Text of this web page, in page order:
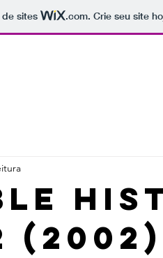
sites .com. Crie seu site
(2002)